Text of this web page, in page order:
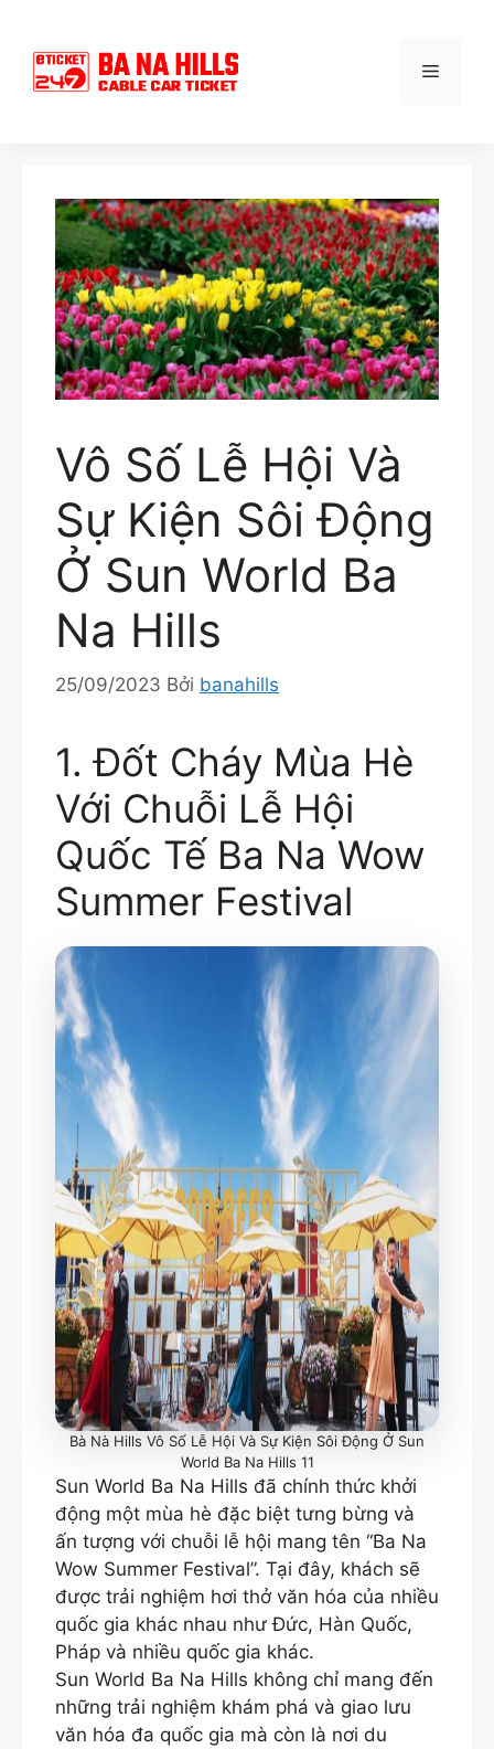
dung
Menu
Vô Số Lễ Hội Và
Sự Kiện Sôi Động
Ở Sun World Ba
Na Hills
25/09/2023 Bởi banahills
1. Đốt Cháy Mùa Hè
Với Chuỗi Lễ Hội
Quốc Tế Ba Na Wow
Summer Festival
Bà Nà Hills Vô Số Lễ Hội Và Sự Kiện Sôi Động Ở Sun
World Ba Na Hills 11
Sun World Ba Na Hills đã chính thức khởi
động một mùa hè đặc biệt tưng bừng và
ấn tượng với chuỗi lễ hội mang tên “Ba Na
Wow Summer Festival”. Tại đây, khách sẽ
được trải nghiệm hơi thở văn hóa của nhiều
quốc gia khác nhau như Đức, Hàn Quốc,
Pháp và nhiều quốc gia khác.
Sun World Ba Na Hills không chỉ mang đến
những trải nghiệm khám phá và giao lưu
văn hóa đa quốc gia mà còn là nơi du